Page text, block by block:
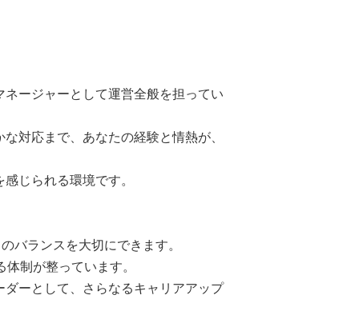
ージャーとして運営全般を担ってい
対応まで、あなたの経験と情熱が、
じられる環境です。
バランスを大切にできます。
制が整っています。
ーとして、さらなるキャリアアップ